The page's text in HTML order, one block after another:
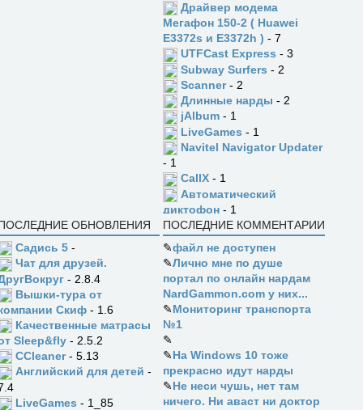
Драйвер модема
Мегафон 150-2 ( Huawei
E3372s и E3372h ) - 7
UTFCast Express - 3
Subway Surfers - 2
Scanner- 2
Длинные нарды - 2
jAlbum - 1
LiveGames - 1
Navitel Navigator Updater
- 1
CallX - 1
Автоматический
диктофон - 1
ОБНОВЛЕНИЯ
Садись 5 -
Чат для друзей.
- 2.8.4
Вышки-тура от
Скиф - 1.6
Качественные матрасы
Sleep&fly - 2.5.2
CCleaner- 5.13
Английский для детей -
LiveGames - 1_85
ПОСЛЕДНИЕ КОММЕНТАРИИ
✎файл не доступен
✎Лично мне по душе
портал по онлайн нардам
NardGammon.com у них...
✎Мониторинг транспорта
№1
✎
✎На Windows 10 тоже
прекрасно идут нарды
✎Не неси чушь, нет там
ничего. Ни аваст ни доктор